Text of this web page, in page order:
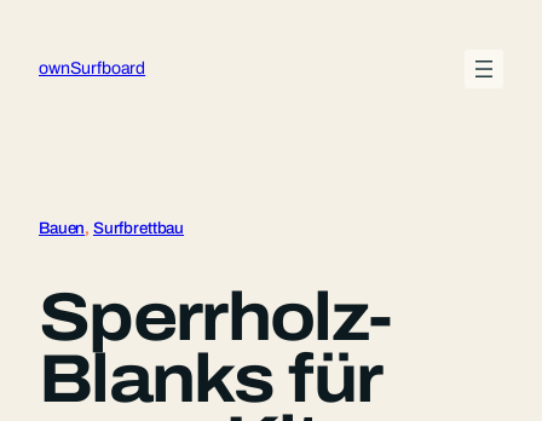
springen
ownSurfboard
Bauen, Surfbrettbau
Sperrholz-
Blanks für